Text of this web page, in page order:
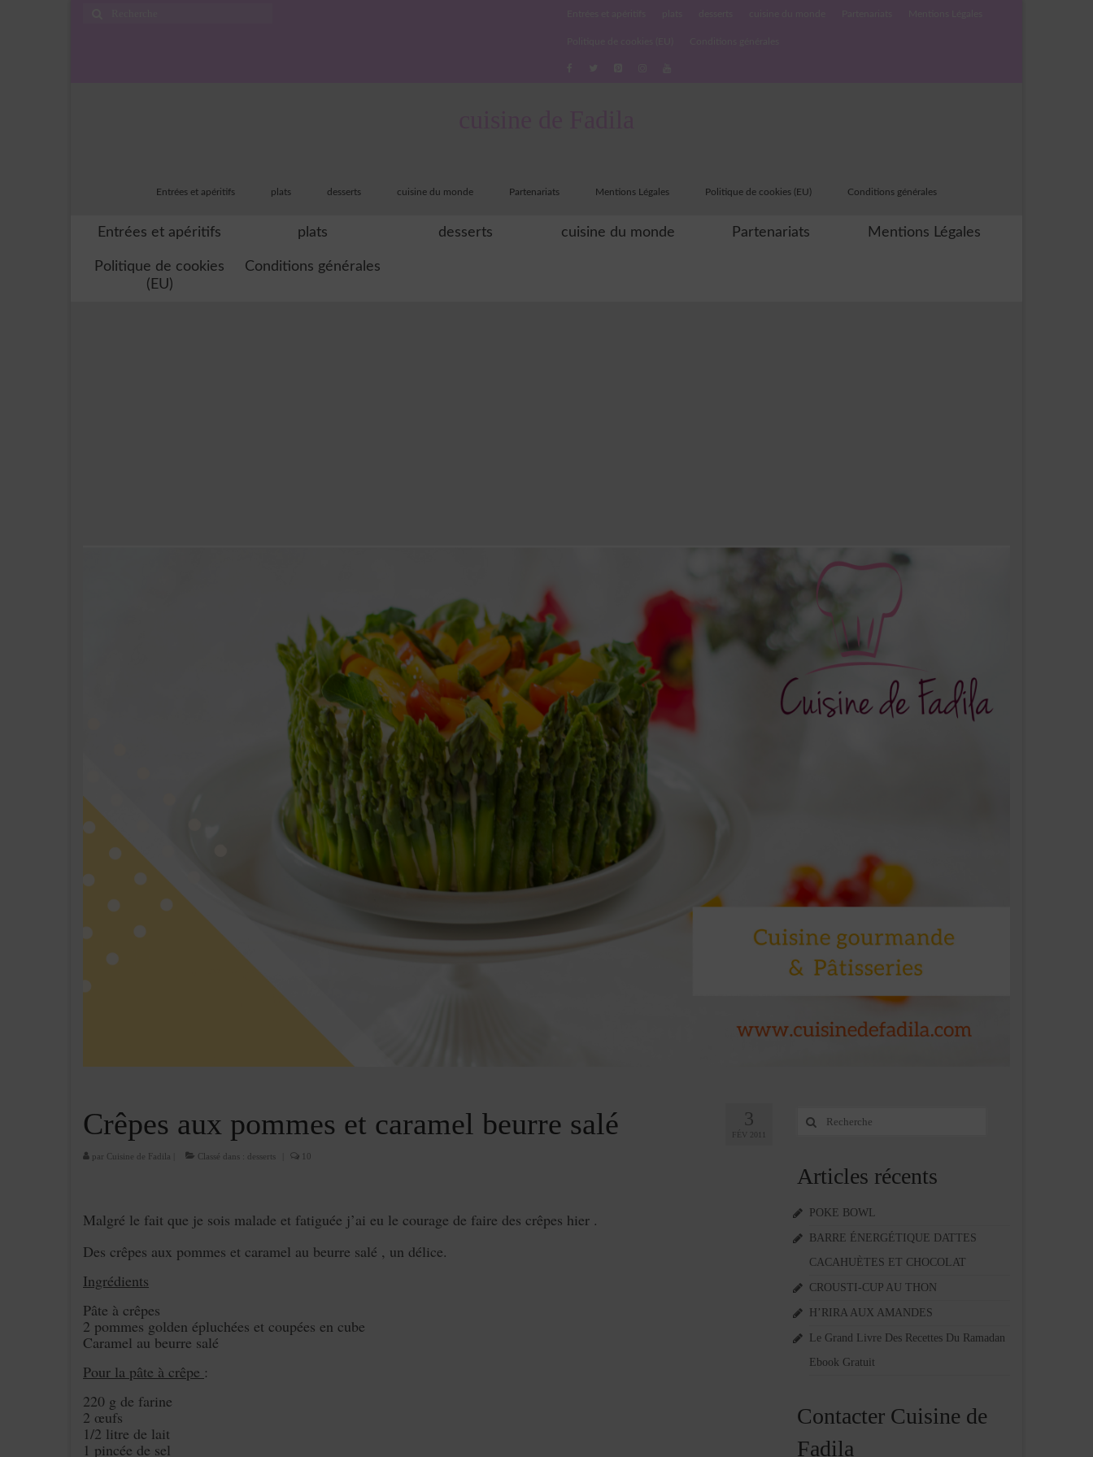
Entrées et apéritifs plats desserts cuisine du monde Partenariats Mentions Légales Politique de cookies (EU) Conditions générales
Entrées et apéritifs plats desserts cuisine du monde Partenariats Mentions Légales
Politique de cookies
(EU)
Conditions générales
3
FÉV 2011
Crêpes aux pommes et caramel beurre salé
par Cuisine de Fadila Classé dans : desserts 10
Malgré le fait que je sois malade et fatiguée j’ai eu le courage de faire des crêpes hier .
Des crêpes aux pommes et caramel au beurre salé , un délice.
Ingrédients
Pâte à crêpes
2 pommes golden épluchées et coupées en cube
Caramel au beurre salé
Pour la pâte à crêpe :
220 g de farine
2 œufs
1/2 litre de lait
1 pincée de sel
Rechercher
Articles récents
POKE BOWL
BARRE ÉNERGÉTIQUE DATTES
CACAHUÈTES ET CHOCOLAT
CROUSTI-CUP AU THON
H’RIRA AUX AMANDES
Le Grand Livre Des Recettes Du Ramadan
Ebook Gratuit
Contacter Cuisine de
Fadila